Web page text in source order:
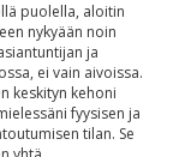
puolella, aloitin
nykyään noin
ja
ei vain aivoissa.
keskityn kehoni
fyysisen ja
tilan. Se